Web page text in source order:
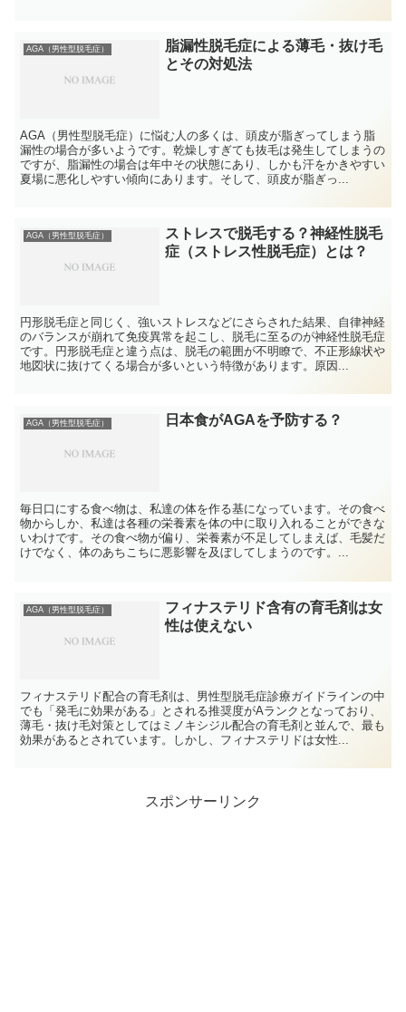
AGA（男性型脱毛症）
脂漏性脱毛症による薄毛・抜け毛
とその対処法
AGA（男性型脱毛症）に悩む人の多くは、頭皮が脂ぎってしまう脂
漏性の場合が多いようです。乾燥しすぎても抜毛は発生してしまうの
ですが、脂漏性の場合は年中その状態にあり、しかも汗をかきやすい
夏場に悪化しやすい傾向にあります。そして、頭皮が脂ぎっ...
AGA（男性型脱毛症）
ストレスで脱毛する？神経性脱毛
症（ストレス性脱毛症）とは？
円形脱毛症と同じく、強いストレスなどにさらされた結果、自律神経
のバランスが崩れて免疫異常を起こし、脱毛に至るのが神経性脱毛症
です。円形脱毛症と違う点は、脱毛の範囲が不明瞭で、不正形線状や
地図状に抜けてくる場合が多いという特徴があります。原因...
AGA（男性型脱毛症） 日本食がAGAを予防する？
毎日口にする食べ物は、私達の体を作る基になっています。その食べ
物からしか、私達は各種の栄養素を体の中に取り入れることができな
いわけです。その食べ物が偏り、栄養素が不足してしまえば、毛髪だ
けでなく、体のあちこちに悪影響を及ぼしてしまうのです。...
AGA（男性型脱毛症）
フィナステリド含有の育毛剤は女
性は使えない
フィナステリド配合の育毛剤は、男性型脱毛症診療ガイドラインの中
でも「発毛に効果がある」とされる推奨度がAランクとなっており、
薄毛・抜け毛対策としてはミノキシジル配合の育毛剤と並んで、最も
効果があるとされています。しかし、フィナステリドは女性...
スポンサーリンク